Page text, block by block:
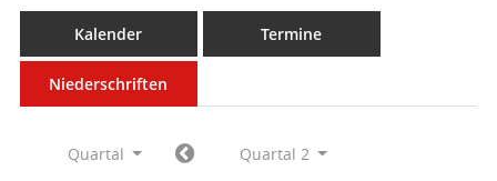
Kalender Termine
Niederschriften
Quartal
Quartal 2